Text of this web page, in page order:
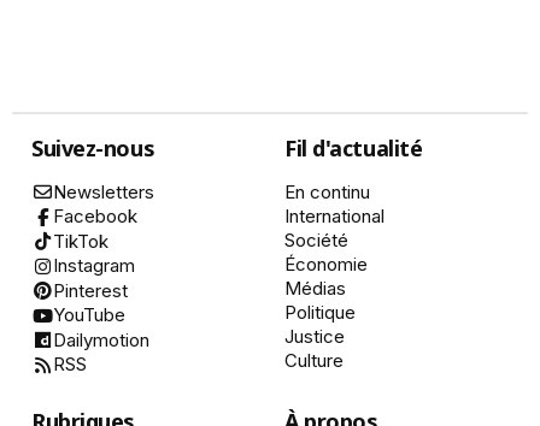
Suivez-nous
Newsletters
Facebook
TikTok
Instagram
Pinterest
YouTube
Dailymotion
RSS
Fil d'actualité
En continu
International
Société
Économie
Médias
Politique
Justice
Culture